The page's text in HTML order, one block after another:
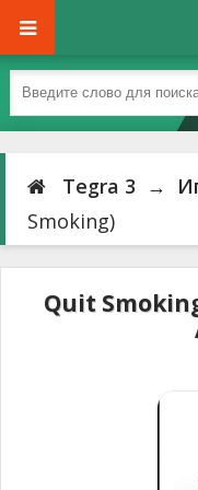
Tegra 3 →
Smoking)
Quit